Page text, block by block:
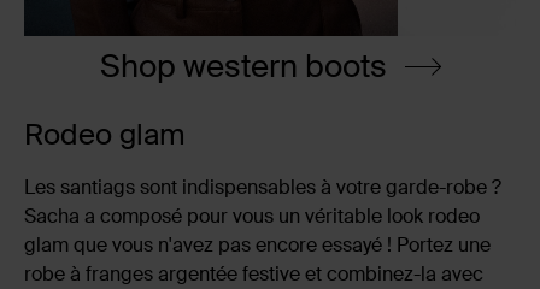
Shop western boots
Rodeo glam
Les santiags sont indispensables à votre garde-robe ?
Sacha a composé pour vous un véritable look rodeo
glam que vous n'avez pas encore essayé ! Portez une
robe à franges argentée festive et combinez-la avec